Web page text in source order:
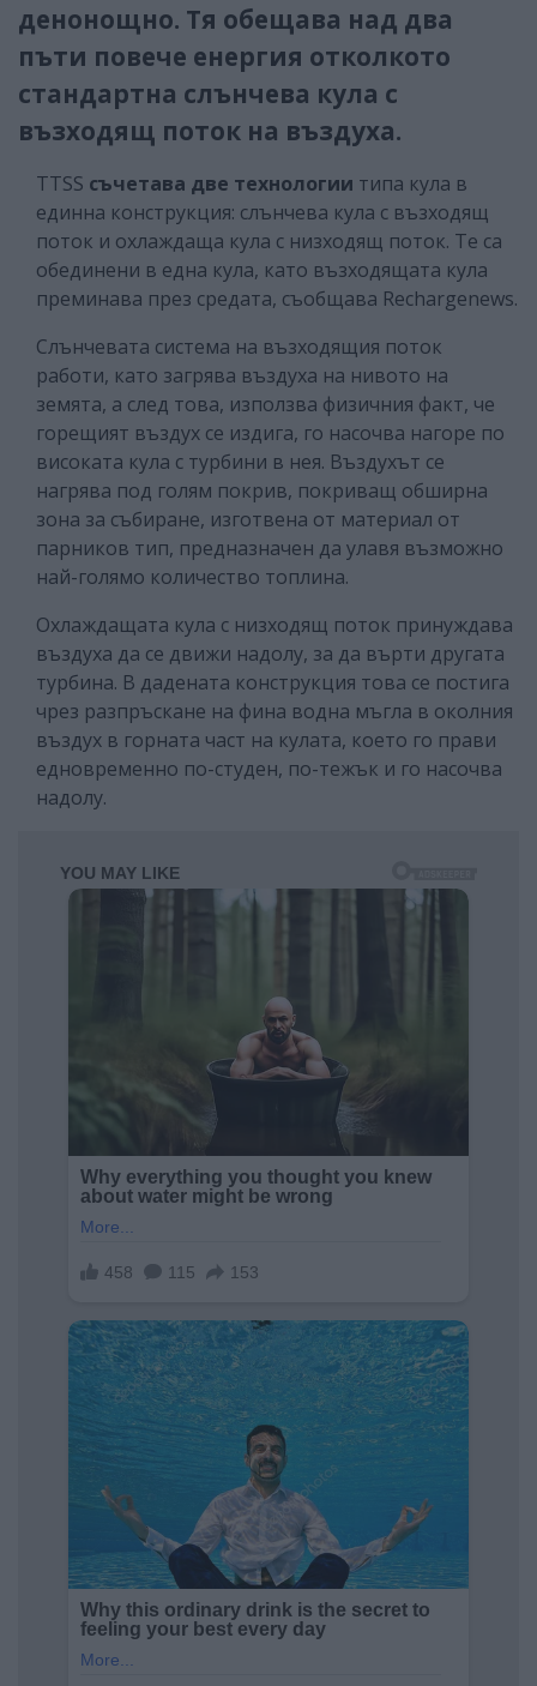
денонощно. Тя обещава над два
пъти повече енергия отколкото
стандартна слънчева кула с
възходящ поток на въздуха.
TTSS съчетава две технологии типа кула в
единна конструкция: слънчева кула с възходящ
поток и охлаждаща кула с низходящ поток. Те са
обединени в една кула, като възходящата кула
преминава през средата, съобщава Rechargenews.
Слънчевата система на възходящия поток
работи, като загрява въздуха на нивото на
земята, а след това, използва физичния факт, че
горещият въздух се издига, го насочва нагоре по
високата кула с турбини в нея. Въздухът се
нагрява под голям покрив, покриващ обширна
зона за събиране, изготвена от материал от
парников тип, предназначен да улавя възможно
най-голямо количество топлина.
Охлаждащата кула с низходящ поток принуждава
въздуха да се движи надолу, за да върти другата
турбина. В дадената конструкция това се постига
чрез разпръскане на фина водна мъгла в околния
въздух в горната част на кулата, което го прави
едновременно по-студен, по-тежък и го насочва
надолу.